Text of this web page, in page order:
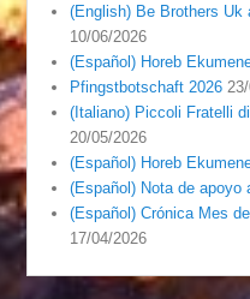
(English) Be Brothers Uk
10/06/2026
(Español) Horeb
Pfingstbotschaft 2026
(Italiano) Piccoli Fratelli
20/05/2026
(Español) Horeb
(Español) Nota de apoyo
(Español) Crónica Mes
17/04/2026